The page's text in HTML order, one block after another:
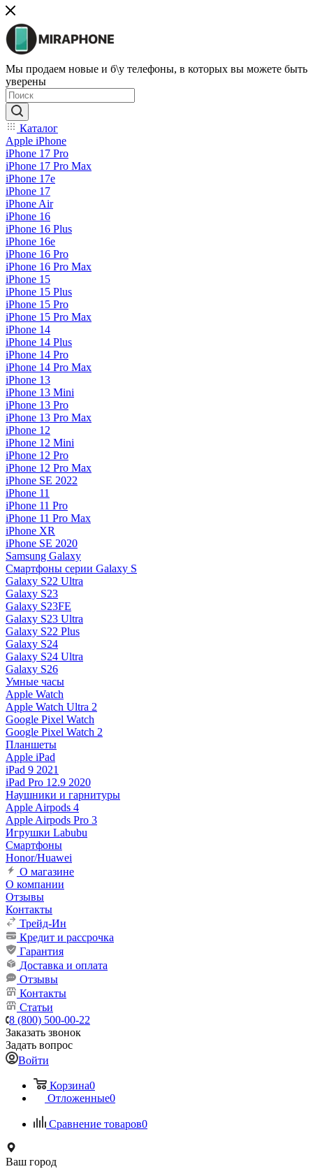
Мы продаем новые и б\у телефоны, в которых вы можете быть
уверены
Каталог
Apple iPhone
iPhone 17 Pro
iPhone 17 Pro Max
iPhone 17e
iPhone 17
iPhone Air
iPhone 16
iPhone 16 Plus
iPhone 16e
iPhone 16 Pro
iPhone 16 Pro Max
iPhone 15
iPhone 15 Plus
iPhone 15 Pro
iPhone 15 Pro Max
iPhone 14
iPhone 14 Plus
iPhone 14 Pro
iPhone 14 Pro Max
iPhone 13
iPhone 13 Mini
iPhone 13 Pro
iPhone 13 Pro Max
iPhone 12
iPhone 12 Mini
iPhone 12 Pro
iPhone 12 Pro Max
iPhone SE 2022
iPhone 11
iPhone 11 Pro
iPhone 11 Pro Max
iPhone XR
iPhone SE 2020
Samsung Galaxy
Смартфоны серии Galaxy S
Galaxy S22 Ultra
Galaxy S23
Galaxy S23FE
Galaxy S23 Ultra
Galaxy S22 Plus
Galaxy S24
Galaxy S24 Ultra
Galaxy S26
Умные часы
Apple Watch
Apple Watch Ultra 2
Google Pixel Watch
Google Pixel Watch 2
Планшеты
Apple iPad
iPad 9 2021
iPad Pro 12.9 2020
Наушники и гарнитуры
Apple Airpods 4
Apple Airpods Pro 3
Игрушки Labubu
Смартфоны
Honor/Huawei
О магазине
О компании
Отзывы
Контакты
Трейд-Ин
Кредит и рассрочка
Гарантия
Доставка и оплата
Отзывы
Контакты
Статьи
8 (800) 500-00-22
Заказать звонок
Задать вопрос
Войти
Корзина0
Отложенные0
Сравнение товаров0
Ваш город